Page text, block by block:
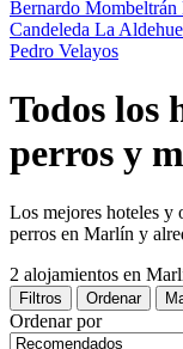
Bernardo Mombeltrán
Candeleda La
Pedro Velayos
Todos los
perros y
Los mejores hoteles y
perros en Marlín y
2 alojamientos en
Filtros Ordenar
Ordenar por